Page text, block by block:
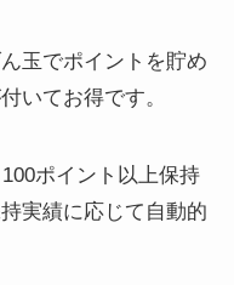
玉でポイントを貯め
いてお得です。
ポイント以上保持
実績に応じて自動的